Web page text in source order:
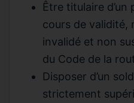
Être titulaire d’un
cours de validité,
invalidé et non
du Code de la
Disposer d’un
strictement